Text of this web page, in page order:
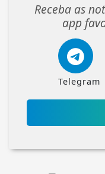
Receba as
app
Telegram